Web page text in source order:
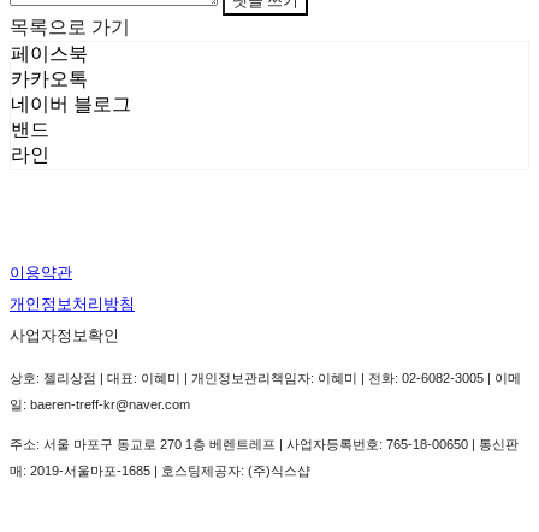
목록으로 가기
페이스북
카카오톡
네이버 블로그
밴드
라인
이용약관
개인정보처리방침
사업자정보확인
상호: 젤리상점 | 대표: 이혜미 | 개인정보관리책임자: 이혜미 | 전화: 02-6082-3005 | 이메
일: baeren-treff-kr@naver.com
주소: 서울 마포구 동교로 270 1층 베렌트레프 | 사업자등록번호: 765-18-00650 | 통신판
매: 2019-서울마포-1685 | 호스팅제공자: (주)식스샵